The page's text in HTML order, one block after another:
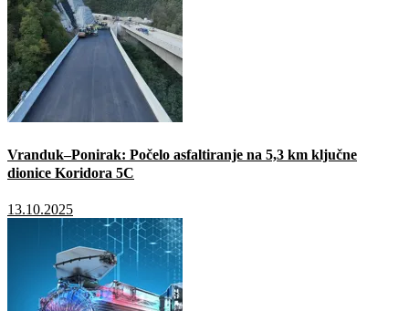
Vranduk–Ponirak: Počelo asfaltiranje na 5,3 km ključne
dionice Koridora 5C
13.10.2025